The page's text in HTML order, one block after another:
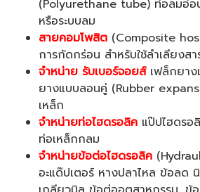
(Polyurethane tube) ท่อลมอ่อ
หรือระบบลม
สายคอมโพสิต (Composite
การกัดกร่อน สำหรับใช้ลำเลียงส
จำหน่าย รับเบอร์จอยส์ เฟล็กยา
ยางแบบลอนคู่ (Rubber
เหล็ก
จำหน่ายท่อไฮดรอลิค แป๊ปไฮดรอ
ท่อเหล็กกลม
จำหน่ายข้อต่อไฮดรอลิค
อะแด๊ปเตอร์ หางปลาไหล ข้อลด